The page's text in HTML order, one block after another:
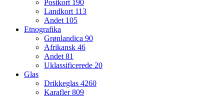
Postkort 190
Landkort 113
Andet 105
Etnografika
Grønlandica 90
Afrikansk 46
Andet81
Uklassificerede 20
Glas
Drikkeglas 4260
Karafler809